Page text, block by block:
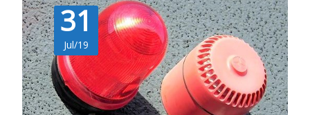
31
Jul/19